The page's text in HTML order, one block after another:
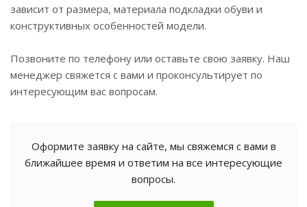
зависит от размера, материала подкладки обуви и
конструктивных особенностей модели.
Позвоните по телефону или оставьте свою заявку. Наш
менеджер свяжется с вами и проконсультирует по
интересующим вас вопросам.
Оформите заявку на сайте, мы свяжемся с вами в
ближайшее время и ответим на все интересующие
вопросы.